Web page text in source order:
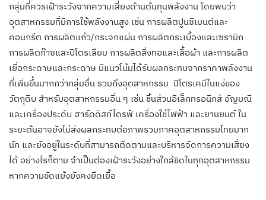
กลุ่มที่ควรเฝ้าระวังจากความเสี่ยงด้านต้นทุนพลังงาน โดยพบว่า
อุตสาหกรรมที่มีการใช้พลังงานสูง เช่น การผลิตปูนซีเมนต์และ
คอนกรีต การผลิตแก้ว/กระจกแผ่น การผลิตกระเบื้องและเซรามิก
การผลิตก๊าซและปิโตรเลียม การผลิตสิ่งทอและเสื้อผ้า และการผลิต
เยื่อกระดาษและกระดาษ มีแนวโน้มได้รับผลกระทบจากราคาพลังงาน
ที่เพิ่มขึ้นมากกว่ากลุ่มอื่น รวมถึงอุตสาหกรรม ปิโตรเคมีในแง่ของ
วัตถุดิบ สำหรับอุตสาหกรรมอื่น ๆ เช่น ชิ้นส่วนอิเล็กทรอนิกส์ อัญมณี
และเครื่องประดับ ฮาร์ดดิสก์ไดรฟ์ เครื่องใช้ไฟฟ้า และยานยนต์ ใน
ระยะต้นอาจยังไม่ส่งผลกระทบต่อภาพรวมภาคอุตสาหกรรมไทยมาก
นัก และยังอยู่ในระดับที่สามารถติดตามและบริหารจัดการความเสี่ยง
ได้ อย่างไรก็ตาม จำเป็นต้องเฝ้าระวังอย่างใกล้ชิดในทุกอุตสาหกรรม
หากความขัดแย้งยังคงยืดเยื้อ